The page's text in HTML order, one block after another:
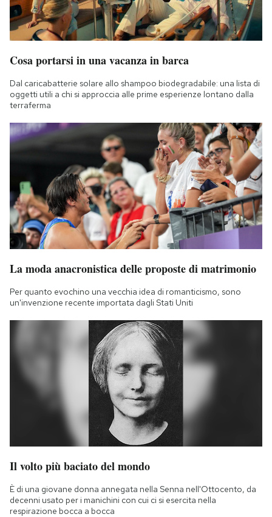
Cosa portarsi in una vacanza in barca
Dal caricabatterie solare allo shampoo biodegradabile: una lista di
oggetti utili a chi si approccia alle prime esperienze lontano dalla
terraferma
La moda anacronistica delle proposte di matrimonio
Per quanto evochino una vecchia idea di romanticismo, sono
un'invenzione recente importata dagli Stati Uniti
Il volto più baciato del mondo
È di una giovane donna annegata nella Senna nell'Ottocento, da
decenni usato per i manichini con cui ci si esercita nella
respirazione bocca a bocca